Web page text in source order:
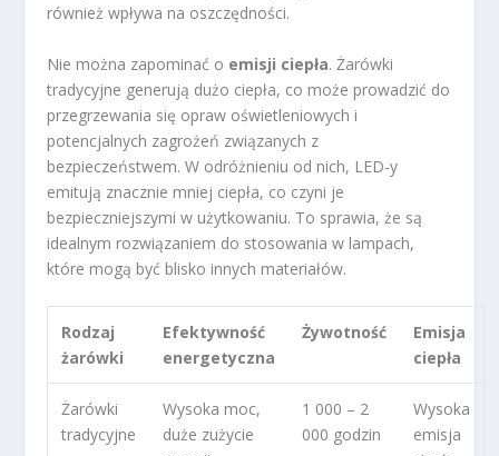
również wpływa na oszczędności.
Nie można zapominać o emisji ciepła. Żarówki
tradycyjne generują dużo ciepła, co może prowadzić do
przegrzewania się opraw oświetleniowych i
potencjalnych zagrożeń związanych z
bezpieczeństwem. W odróżnieniu od nich, LED-y
emitują znacznie mniej ciepła, co czyni je
bezpieczniejszymi w użytkowaniu. To sprawia, że są
idealnym rozwiązaniem do stosowania w lampach,
które mogą być blisko innych materiałów.
Rodzaj
żarówki
Efektywność
energetyczna
Żywotność
Emisja
ciepła
Żarówki
tradycyjne
Wysoka moc,
duże zużycie
1 000 – 2
000 godzin
Wysoka
emisja